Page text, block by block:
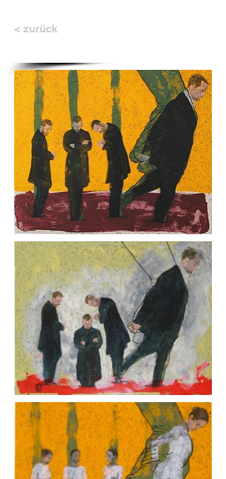
< zurück